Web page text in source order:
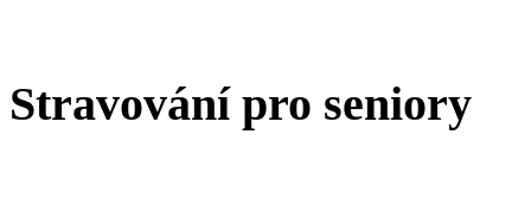
Stravování pro seniory